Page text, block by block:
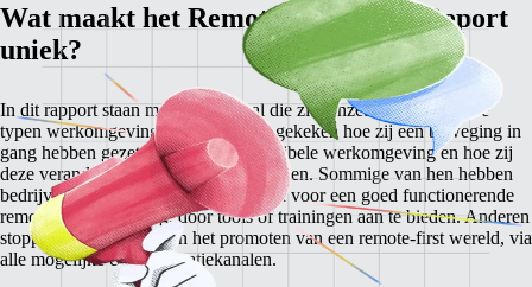
Wat maakt het Remote Influencer Report
uniek?
In dit rapport staan mensen centraal die zich inzetten voor nieuwe
typen werkomgevingen. We hebben gekeken hoe zij een beweging in
gang hebben gezet naar een meer flexibele werkomgeving en hoe zij
deze verandering mogelijk blijven maken. Sommige van hen hebben
bedrijven opgericht die onmisbaar zijn voor een goed functionerende
remote werkomgeving, door tools of trainingen aan te bieden. Anderen
stoppen al hun energie in het promoten van een remote-first wereld, via
alle mogelijke communicatiekanalen.